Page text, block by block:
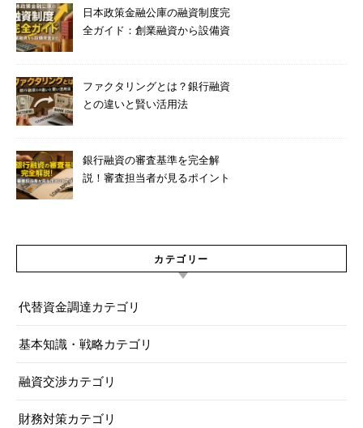
日本政策金融公庫の融資制度完
全ガイド：創業融資から設備資
ファクタリングとは？銀行融資
との違いと賢い活用法
銀行融資の審査基準を完全解
説！審査担当者が見るポイント
カテゴリー
代替資金調達カテゴリ
基本知識・戦略カテゴリ
融資交渉カテゴリ
財務対策カテゴリ